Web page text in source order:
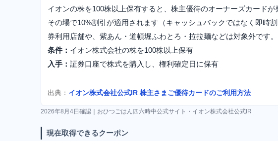
イオンの株を100株以上保有すると、株主優待のオーナーズカード
その場で10%割引が適用されます（キャッシュバックではなく即時
券利用店舗や、紫あん・道頓堀ふわとろ・拉拉麺などは対象外です。
条件： イオン株式会社の株を100株以上保有
入手： 証券口座で株式を購入し、権利確定日に保有
出典： イオン株式会社公式IR 株主さまご優待カードのご利用方法
2026年8月4日確認｜おひつごはん四六時中公式サイト・イオン株式会社公式IR
現在取得できるクーポン